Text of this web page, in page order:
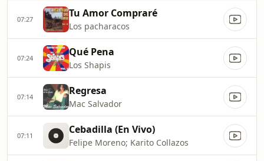
07:27 Tu Amor Compraré
Los pacharacos
07:24 Qué Pena
Los Shapis
07:14 Regresa
Mac Salvador
07:11 Cebadilla (En Vivo)
Felipe Moreno; Karito Collazos